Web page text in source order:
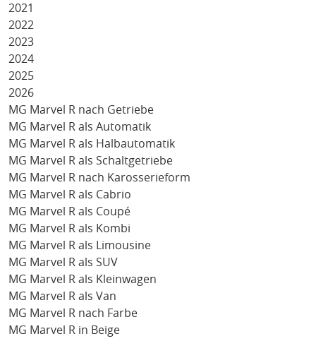
2021
2022
2023
2024
2025
2026
MG Marvel R nach Getriebe
MG Marvel R als Automatik
MG Marvel R als Halbautomatik
MG Marvel R als Schaltgetriebe
MG Marvel R nach Karosserieform
MG Marvel R als Cabrio
MG Marvel R als Coupé
MG Marvel R als Kombi
MG Marvel R als Limousine
MG Marvel R als SUV
MG Marvel R als Kleinwagen
MG Marvel R als Van
MG Marvel R nach Farbe
MG Marvel R in Beige